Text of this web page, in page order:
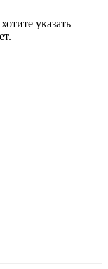
указать